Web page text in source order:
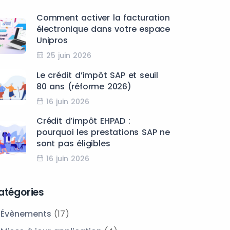
Comment activer la facturation
électronique dans votre espace
Unipros
25 juin 2026
Le crédit d’impôt SAP et seuil
80 ans (réforme 2026)
16 juin 2026
Crédit d’impôt EHPAD :
pourquoi les prestations SAP ne
sont pas éligibles
16 juin 2026
Évènements (17)